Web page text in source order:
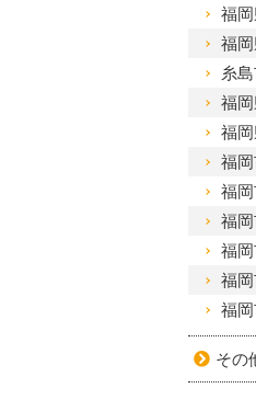
福
福
糸
福
福
福
福
福
福
福
福
その